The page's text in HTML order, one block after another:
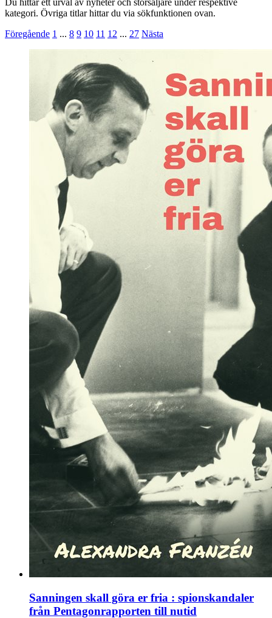
kategori. Övriga titlar hittar du via sökfunktionen ovan.
Föregående 1 ... 8 9 10 11 12 ... 27 Nästa
Sanningen skall göra er fria : spionskandaler
från Pentagonrapporten till nutid